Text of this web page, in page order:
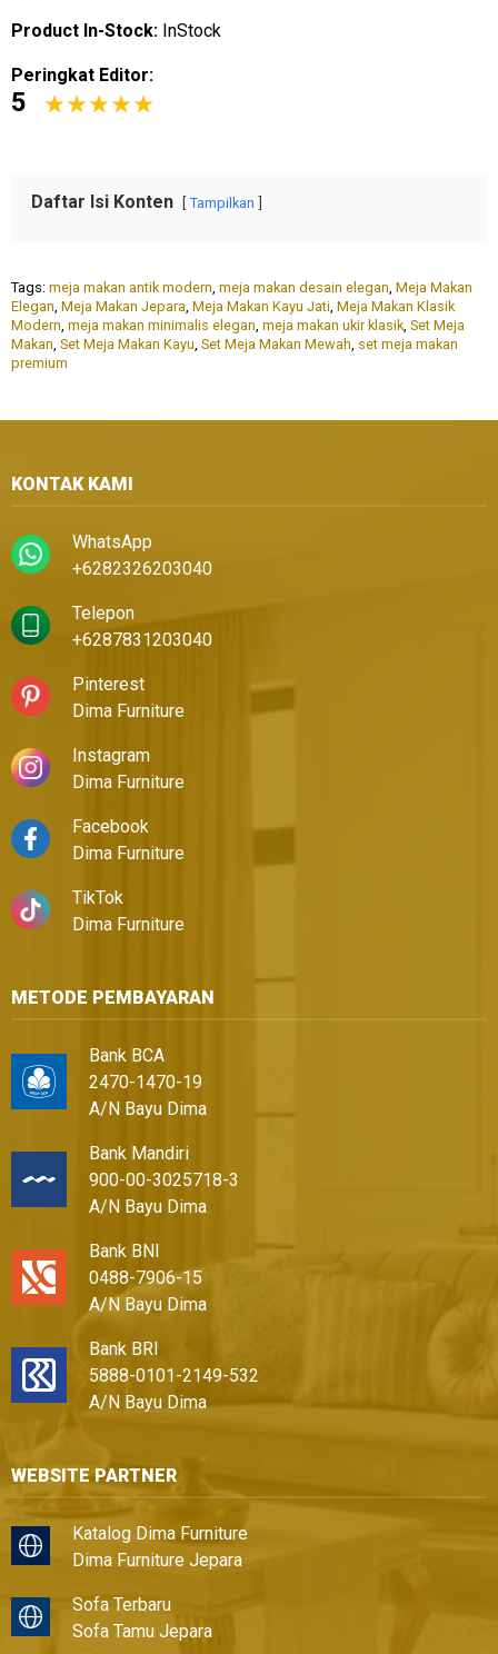
Product In-Stock: InStock
Peringkat Editor:
5
Daftar Isi Konten Tampilkan
Tags: meja makan antik modern meja makan desain elegan Meja Makan
Elegan Meja Makan Jepara Meja Makan Kayu Jati Meja Makan Klasik
Modern meja makan minimalis elegan meja makan ukir klasik Set Meja
Makan Set Meja Makan Kayu Set Meja Makan Mewah set meja makan
premium
KONTAK KAMI
WhatsApp
+6282326203040
Telepon
+6287831203040
Pinterest
Dima Furniture
Instagram
Dima Furniture
Facebook
Dima Furniture
TikTok
Dima Furniture
METODE PEMBAYARAN
Bank BCA
2470-1470-19
A/N Bayu Dima
Bank Mandiri
900-00-3025718-3
A/N Bayu Dima
Bank BNI
0488-7906-15
A/N Bayu Dima
Bank BRI
5888-0101-2149-532
A/N Bayu Dima
WEBSITE PARTNER
Katalog Dima Furniture
Dima Furniture Jepara
Sofa Terbaru
Sofa Tamu Jepara